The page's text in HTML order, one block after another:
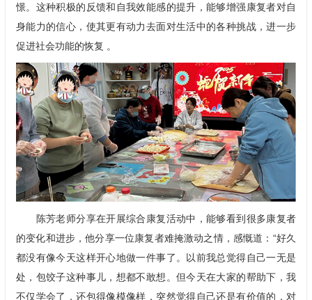
憬。这种积极的反馈和自我效能感的提升，能够增强康复者对自
身能力的信心，使其更有动力去面对生活中的各种挑战，进一步
促进社会功能的恢复 。
陈芳老师分享在开展综合康复活动中，能够看到很多康复者
的变化和进步，他分享一位康复者难掩激动之情，感慨道：“好久
都没有像今天这样开心地做一件事了。以前我总觉得自己一无是
处，包饺子这种事儿，想都不敢想。但今天在大家的帮助下，我
不仅学会了，还包得像模像样，突然觉得自己还是有价值的，对